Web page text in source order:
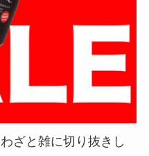
ざと雑に切り抜きし